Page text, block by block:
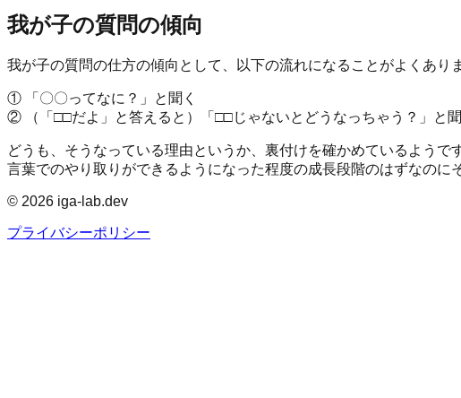
我が子の質問の傾向
我が子の質問の仕方の傾向として、以下の流れになることがよくあり
① 「〇〇ってなに？」と聞く
② （「□□だよ」と答えると）「□□じゃないとどうなっちゃう？」と聞
どうも、そうなっている理由というか、裏付けを確かめているようです
言葉でのやり取りができるようになった程度の成長段階のはずなのに
© 2026 iga-lab.dev
プライバシーポリシー